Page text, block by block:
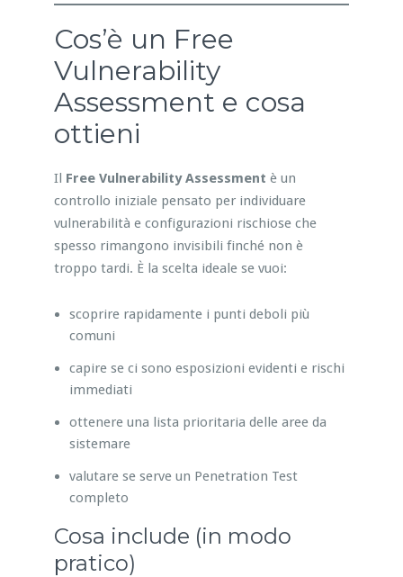
Cos’è un Free
Vulnerability
Assessment e cosa
ottieni
Il Free Vulnerability Assessment è un
controllo iniziale pensato per individuare
vulnerabilità e configurazioni rischiose che
spesso rimangono invisibili finché non è
troppo tardi. È la scelta ideale se vuoi:
scoprire rapidamente i punti deboli più
comuni
capire se ci sono esposizioni evidenti e rischi
immediati
ottenere una lista prioritaria delle aree da
sistemare
valutare se serve un Penetration Test
completo
Cosa include (in modo
pratico)